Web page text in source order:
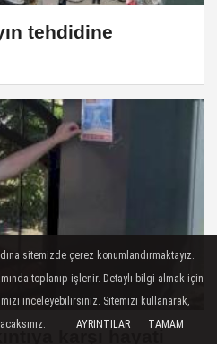
tehdidine
karşı hayati
sitemizde çerez konumlandırmaktayız.
toplanıp işlenir. Detaylı bilgi almak için
inceleyebilirsiniz. Sitemizi kullanarak,
AYRINTILAR TAMAM